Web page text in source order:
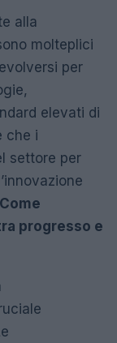
alla
molteplici
per
elevati di
che i
settore per
Come
progresso e